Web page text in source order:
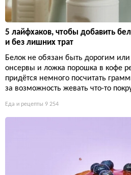
5 лайфхаков, чтобы добавить
и без лишних трат
Белок не обязан быть дорогим
онсервы и ложка порошка в кофе
придётся немного посчитать
за возможность жевать что-то
Еда и рецепты 9 254